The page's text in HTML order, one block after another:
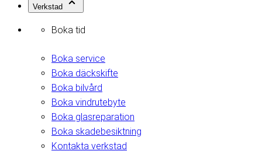
Verkstad
Boka tid
Boka service
Boka däckskifte
Boka bilvård
Boka vindrutebyte
Boka glasreparation
Boka skadebesiktning
Kontakta verkstad